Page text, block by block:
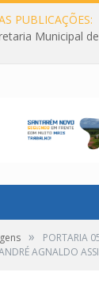
PUBLICAÇÕES:
Municipal
»
PORTARIA
AGNALDO